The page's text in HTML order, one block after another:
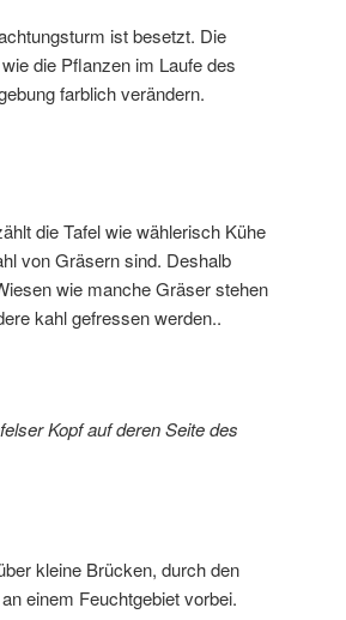
ist besetzt. Die
die Pflanzen im Laufe des
farblich verändern.
die Tafel wie wählerisch Kühe
von Gräsern sind. Deshalb
wie manche Gräser stehen
kahl gefressen werden..
Kopf auf deren Seite des
kleine Brücken, durch den
einem Feuchtgebiet vorbei.